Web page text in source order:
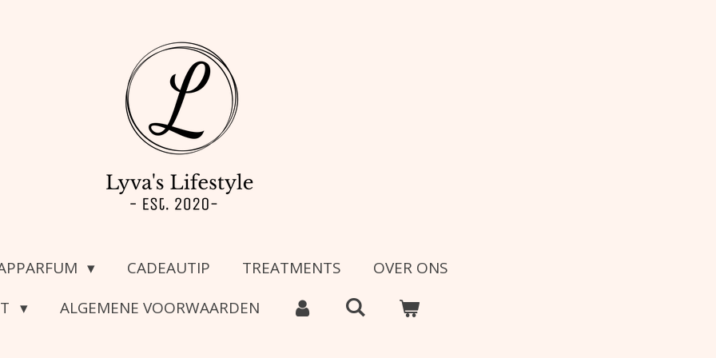
CADEAUTIP TREATMENTS
OVER ONS
ALGEMENE VOORWAARDEN